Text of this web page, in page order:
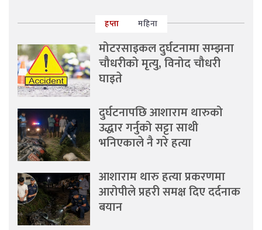
हप्ता महिना
मोटरसाइकल दुर्घटनामा सम्झना
चौधरीको मृत्यु, विनोद चौधरी
घाइते
दुर्घटनापछि आशाराम थारुको
उद्धार गर्नुको सट्टा साथी
भनिएकाले नै गरे हत्या
आशाराम थारु हत्या प्रकरणमा
आरोपीले प्रहरी समक्ष दिए दर्दनाक
बयान